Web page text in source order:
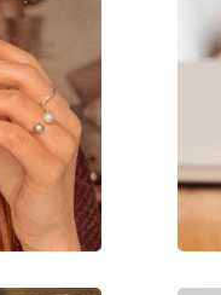
Ja
Damen
Brillen
Chloé
CH0033O 003 18 51